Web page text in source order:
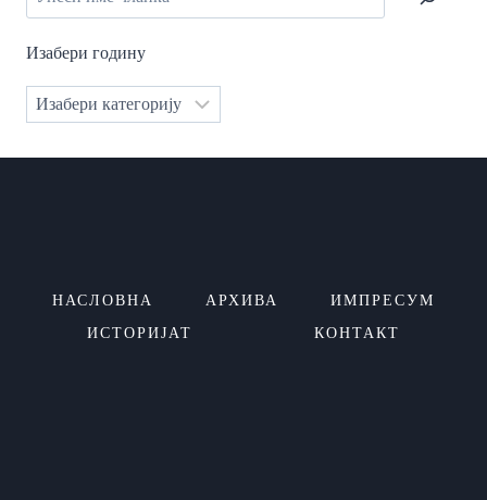
Изабери годину
Категорије
НАСЛОВНА АРХИВА ИМПРЕСУМ
ИСТОРИЈАТ КОНТАКТ